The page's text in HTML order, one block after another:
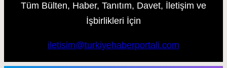
Tüm Bülten, Haber, Tanıtım, Davet, İletişim ve
İşbirlikleri İçin
iletisim@turkiyehaberportali.com